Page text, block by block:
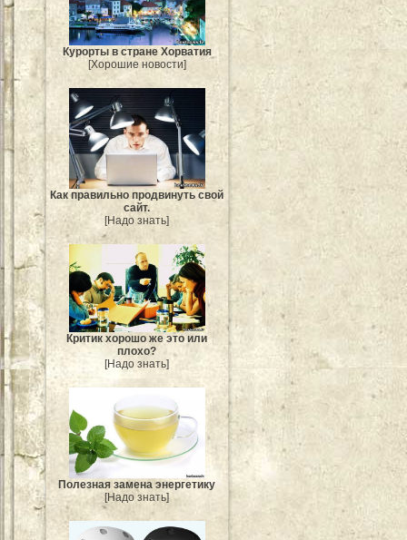
Курорты в стране Хорватия
[Хорошие новости]
Как правильно продвинуть свой
сайт.
[Надо знать]
Критик хорошо же это или
плохо?
[Надо знать]
Полезная замена энергетику
[Надо знать]